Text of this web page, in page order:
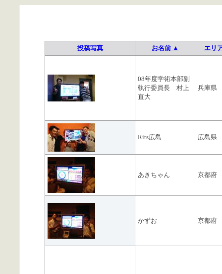
投稿写真 お名前 ▲ エリ
08年度学術本部副
執行委員長 村上
直大
兵庫県
Rits広島 広島県
あきちゃん 京都府
かずお 京都府